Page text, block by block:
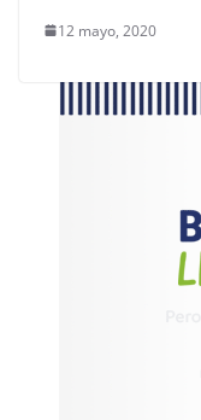
12 mayo, 2020